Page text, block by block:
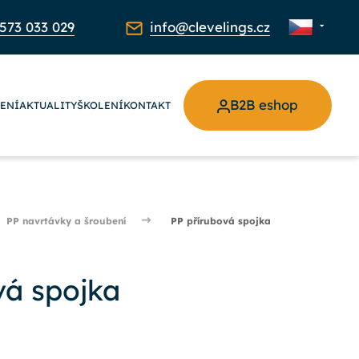
033 029 info@clevelings.cz
AKTUALITYŠKOLENÍKONTAKT B2B eshop
PP navrtávky a šroubení PP přírubová spojka
spojka